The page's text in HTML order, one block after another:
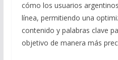
cómo los usuarios
línea, permitiendo una
contenido y palabras clave
objetivo de manera más